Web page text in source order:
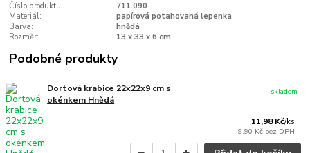
Číslo produktu:
711.090
Materiál:
papírová potahovaná lepenka
Barva:
hnědá
Rozměr:
13 x 33 x 6 cm
Podobné produkty
Dortová krabice 22x22x9 cm s
okénkem Hnědá
11,98 Kč/ks
9,90 Kč bez DPH
skladem